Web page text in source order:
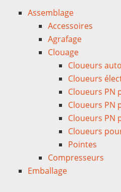
Assemblage
Accessoires
Agrafage
Clouage
Cloueurs
Cloueurs
Cloueurs PN
Cloueurs PN
Cloueurs PN
Cloueurs
Pointes
Compresseurs
Emballage